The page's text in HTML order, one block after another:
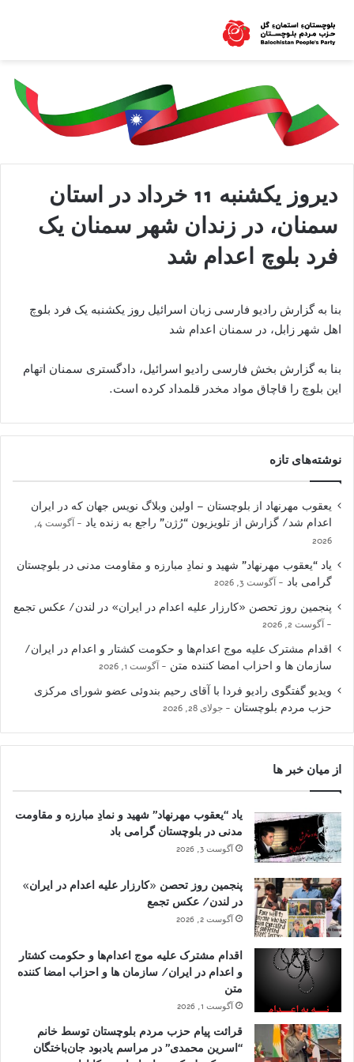
دیروز یکشنبه 11 خرداد در استان
سمنان، در زندان شهر سمنان یک
فرد بلوچ اعدام شد
بنا به گزارش رادیو فارسی زبان اسرائیل روز یکشنبه یک فرد بلوچ
اهل شهر زابل، در سمنان اعدام شد
بنا به گزارش بخش فارسی رادیو اسرائیل، دادگستری سمنان اتهام
این بلوچ را قاچاق مواد مخدر قلمداد کرده است.
نوشته‌های تازه
یعقوب مهرنهاد از بلوچستان – اولین وبلاگ نویس جهان که در ایران
اعدام شد/ گزارش از تلویزیون “رُژن” راجع به زنده یاد
آگوست 4,
2026
یاد “یعقوب مهرنهاد” شهید و نمادِ مبارزه و مقاومت مدنی در بلوچستان
گرامی باد
آگوست 3, 2026
پنجمین روز تحصن «کارزار علیه اعدام در ایران» در لندن/ عکس تجمع
آگوست 2, 2026
اقدام مشترک علیه موج اعدام‌ها و حکومت کشتار و اعدام در ایران/
سازمان ها و احزاب امضا کننده متن
آگوست 1, 2026
ویدیو گفتگوی رادیو فردا با آقای رحیم بندوئی عضو شورای مرکزی
حزب مردم بلوچستان
جولای 28, 2026
از میان خبر ها
یاد “یعقوب مهرنهاد” شهید و نمادِ مبارزه و مقاومت
مدنی در بلوچستان گرامی باد
آگوست 3, 2026
پنجمین روز تحصن «کارزار علیه اعدام در ایران»
در لندن/ عکس تجمع
آگوست 2, 2026
اقدام مشترک علیه موج اعدام‌ها و حکومت کشتار
و اعدام در ایران/ سازمان ها و احزاب امضا کننده
متن
آگوست 1, 2026
قرائت پیام حزب مردم بلوچستان توسط خانم
“اسرین محمدی” در مراسم یادبود جان‌باختگان